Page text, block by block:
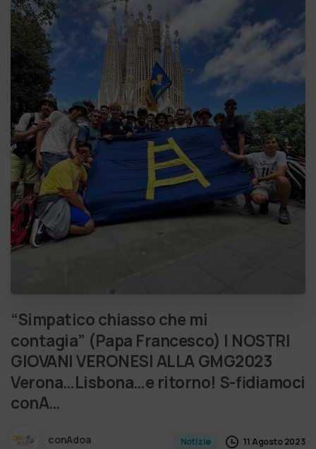
“Simpaticochiassoche mi
contagia” (Papa Francesco) I NOSTRI
GIOVANIVERONESIALLAGMG2023
Verona…Lisbona…e ritorno! S-fidiamoci
conA…
conAdoa Notizie 11 Agosto 2023